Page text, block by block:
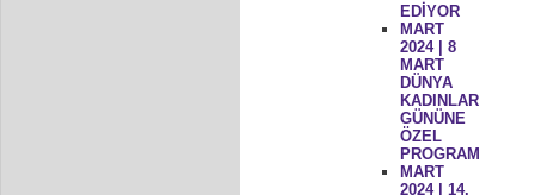
EDİYOR
MART
2024 | 8
MART
DÜNYA
KADINLAR
GÜNÜNE
ÖZEL
PROGRAM
MART
2024 | 14.